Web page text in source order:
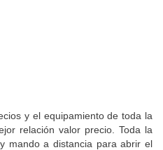
y el equipamiento de toda la
relación valor precio. Toda la
mando a distancia para abrir el